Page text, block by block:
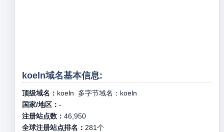
koeln域名基本信息:
顶级域名： koeln 多字节域名： koeln
国家/地区： -
注册站点数： 46,950
全球注册站点排名： 281个